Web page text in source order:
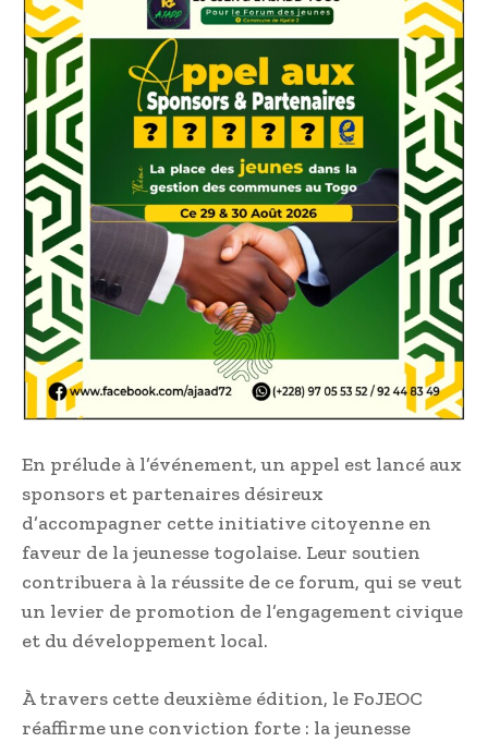
En prélude à l’événement, un appel est lancé aux
sponsors et partenaires désireux
d’accompagner cette initiative citoyenne en
faveur de la jeunesse togolaise. Leur soutien
contribuera à la réussite de ce forum, qui se veut
un levier de promotion de l’engagement civique
et du développement local.
À travers cette deuxième édition, le FoJEOC
réaffirme une conviction forte : la jeunesse